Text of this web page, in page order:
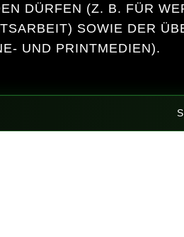
DÜRFEN (Z. B. FÜR
SOWIE DER
UND PRINTMEDIEN).